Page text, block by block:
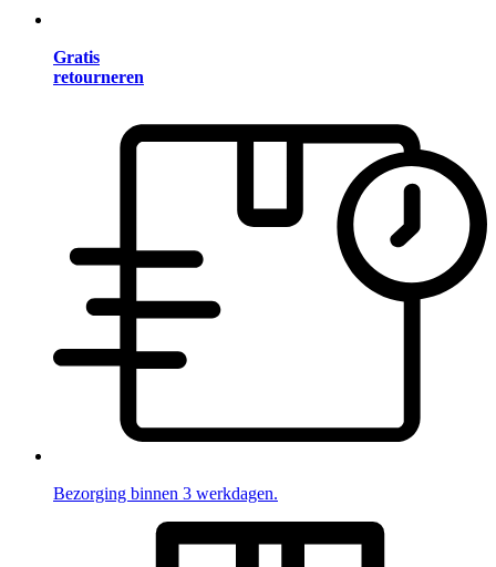
Gratis
retourneren
Bezorging binnen 3 werkdagen.